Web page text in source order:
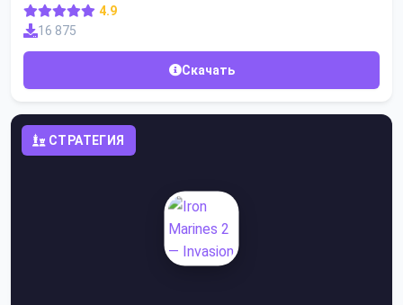
4.9
16 875
Скачать
СТРАТЕГИЯ